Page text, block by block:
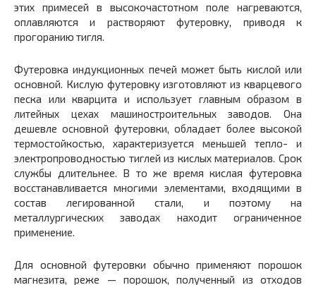
этих примесей в высокочастотном поле нагреваются,
оплавляются и растворяют футеровку, приводя к
прогоранию тигля.
Футеровка индукционных печей может быть кислой или
основной. Кислую футеровку изготовляют из кварцевого
песка или кварцита и использует главным образом в
литейных цехах машиностроительных заводов. Она
дешевле основной футеровки, обладает более высокой
термостойкостью, характеризуется меньшей тепло- и
электропроводностью тиглей из кислых материалов. Срок
службы длительнее. В то же время кислая футеровка
восстанавливается многими элементами, входящими в
состав легированной стали, и поэтому на
металлургических заводах находит ограниченное
применение.
Для основной футеровки обычно применяют порошок
магнезита, реже — порошок, полученный из отходов